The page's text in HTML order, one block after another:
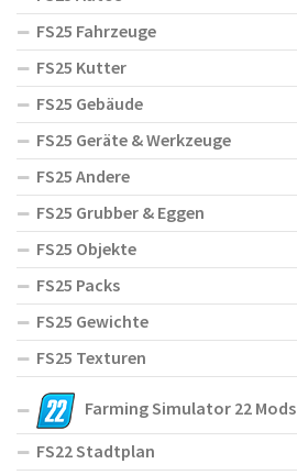
FS25 Fahrzeuge
FS25 Kutter
FS25 Gebäude
FS25 Geräte & Werkzeuge
FS25 Andere
FS25 Grubber & Eggen
FS25 Objekte
FS25 Packs
FS25 Gewichte
FS25 Texturen
Farming Simulator 22 Mods
FS22 Stadtplan